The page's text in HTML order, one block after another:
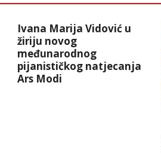
Ivana Marija Vidović u
žiriju novog
međunarodnog
pijanističkog natjecanja
Ars Modi